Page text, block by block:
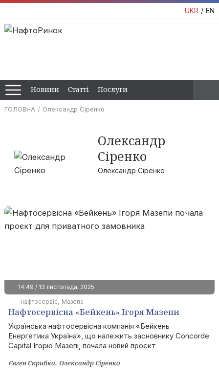
UKR EN
Новини Статті Послуги
ГОЛОВНА Олександр Сіренко
Олександр
Сіренко
Олександр Сіренко
14:49 / 13 листопада, 2025
нафтосервіс
Мазепа
Нафтосервісна «Бейкень» Ігоря Мазепи
почала проєкт для приватного замовника
Українська нафтосервісна компанія «Бейкень
Енергетика Україна», що належить засновнику Concorde
Capital Ігорю Мазепі, почала новий проєкт
Євген Скрибка Олександр Сіренко